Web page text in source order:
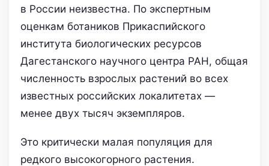
в России неизвестна. По экспертным
оценкам ботаников Прикаспийского
института биологических ресурсов
Дагестанского научного центра РАН, общая
численность взрослых растений во всех
известных российских локалитетах —
менее двух тысяч экземпляров.
Это критически малая популяция для
редкого высокогорного растения.